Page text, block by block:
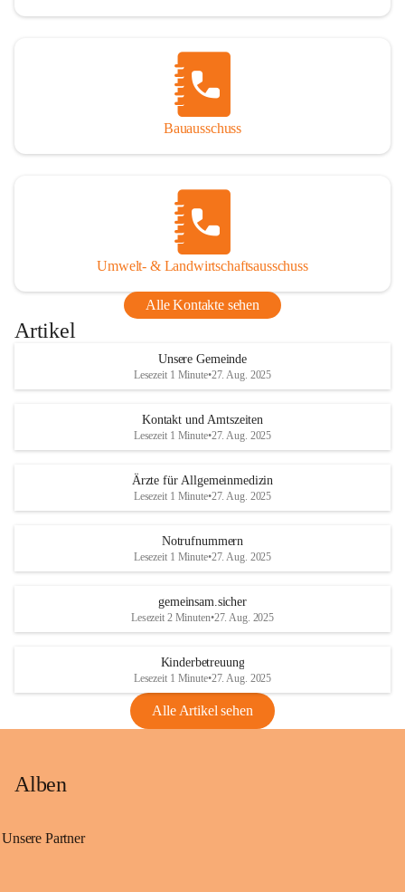
Bauausschuss
Umwelt- & Landwirtschaftsausschuss
Alle Kontakte sehen
Artikel
Unsere Gemeinde
Lesezeit 1 Minute•27. Aug. 2025
Kontakt und Amtszeiten
Lesezeit 1 Minute•27. Aug. 2025
Ärzte für Allgemeinmedizin
Lesezeit 1 Minute•27. Aug. 2025
Notrufnummern
Lesezeit 1 Minute•27. Aug. 2025
gemeinsam.sicher
Lesezeit 2 Minuten•27. Aug. 2025
Kinderbetreuung
Lesezeit 1 Minute•27. Aug. 2025
Alle Artikel sehen
Alben
Unsere Partner